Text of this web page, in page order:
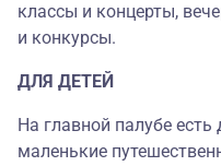
классы и концерты,
и конкурсы.
ДЛЯ ДЕТЕЙ
На главной палубе
маленькие